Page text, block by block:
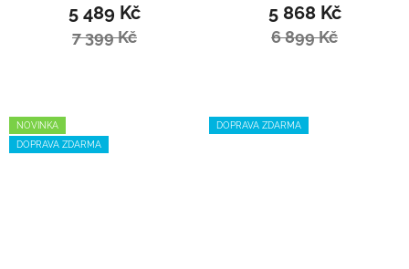
5 489 Kč
7 399 Kč
5 868 Kč
6 899 Kč
NOVINKA
DOPRAVA ZDARMA
DOPRAVA ZDARMA